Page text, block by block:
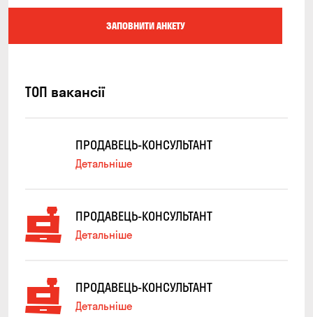
ТОП вакансії
ПРОДАВЕЦЬ-КОНСУЛЬТАНТ
Детальніше
ПРОДАВЕЦЬ-КОНСУЛЬТАНТ
Детальніше
ПРОДАВЕЦЬ-КОНСУЛЬТАНТ
Детальніше
ЗАПОВНИТИ АНКЕТУ